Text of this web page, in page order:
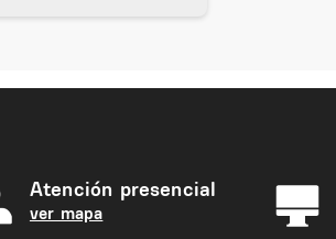
Atención presencial
ver mapa